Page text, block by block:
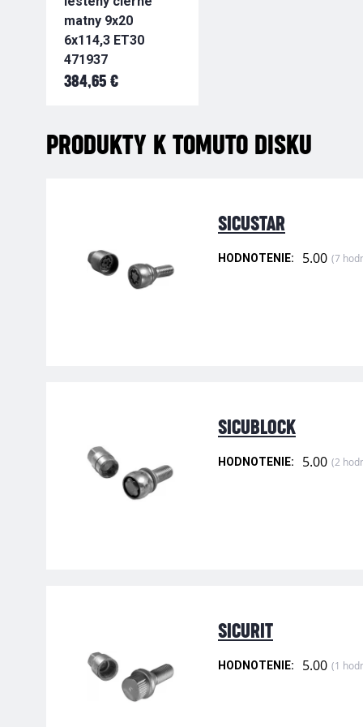
matny 9x20
6x114,3 ET30
471937
384,65 €
PRODUKTY K TOMUTO DISKU
SICUSTAR
HODNOTENIE: 5.00 (7
SICUBLOCK
HODNOTENIE: 5.00 (2
SICURIT
HODNOTENIE: 5.00 (1